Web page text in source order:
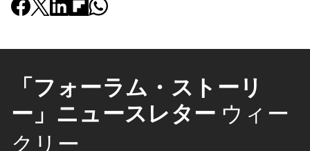
「フォーラム・ストーリ
ー」ニュースレター ウィー
クリー